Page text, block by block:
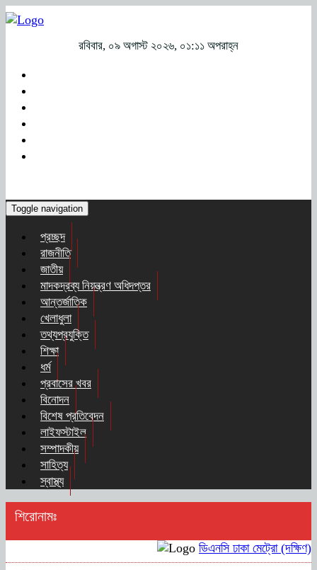
রবিবার, ০৯ অগাস্ট ২০২৬, ০১:১১ অপরাহ্ন
Toggle navigation
প্রচ্ছদ
রাজনীতি
জাতীয়
মাদকদ্রব্য নিয়ন্ত্রণ অধিদপ্তর
আন্তর্জাতিক
খেলাধুলা
তথ্যপ্রযুক্তি
শিক্ষা
ধর্ম
প্রবাসের খবর
বিনোদন
বিশেষ প্রতিবেদন
লাইফস্টাইল
সম্পাদকীয়
সাহিত্য
স্বাস্থ্য
শিরোনামঃ
ডিএনসি ঢাকা মেট্রো (দক্ষিণ)